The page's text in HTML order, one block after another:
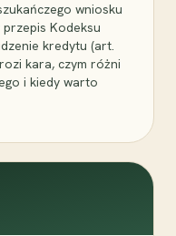
wniosku
Kodeksu
kredytu (art.
kara, czym różni
i kiedy warto